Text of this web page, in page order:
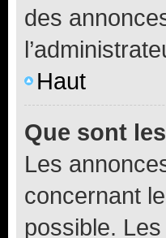
des
Haut
Que sont
Les
concernant
possible.